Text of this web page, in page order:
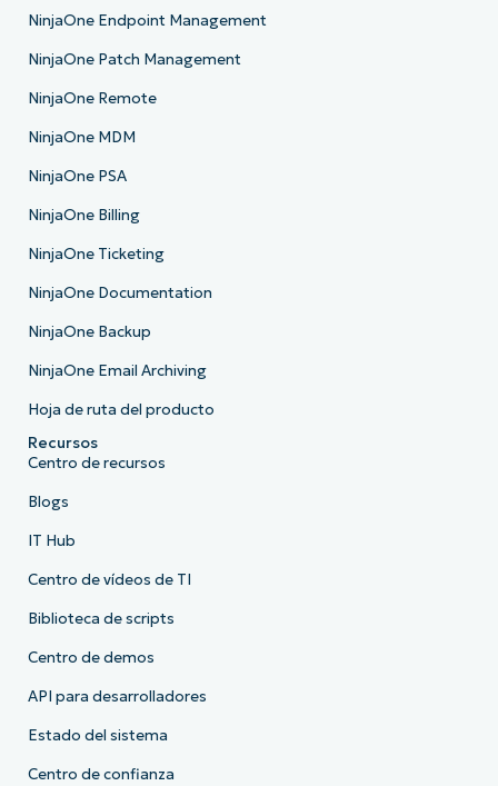
NinjaOne Endpoint Management
NinjaOne Patch Management
NinjaOne Remote
NinjaOne MDM
NinjaOne PSA
NinjaOne Billing
NinjaOne Ticketing
NinjaOne Documentation
NinjaOne Backup
NinjaOne Email Archiving
Hoja de ruta del producto
Recursos
Centro de recursos
Blogs
IT Hub
Centro de vídeos de TI
Biblioteca de scripts
Centro de demos
API para desarrolladores
Estado del sistema
Centro de confianza